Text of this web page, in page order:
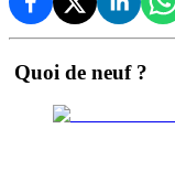
Quoi de neuf ?